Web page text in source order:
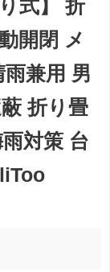
式】 折
開閉 メ
兼用 男
折り畳
対策 台